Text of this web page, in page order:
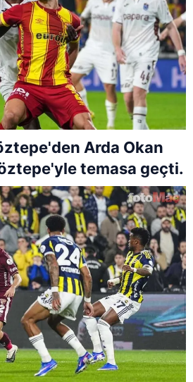
Arda Okan
temasa geçti.